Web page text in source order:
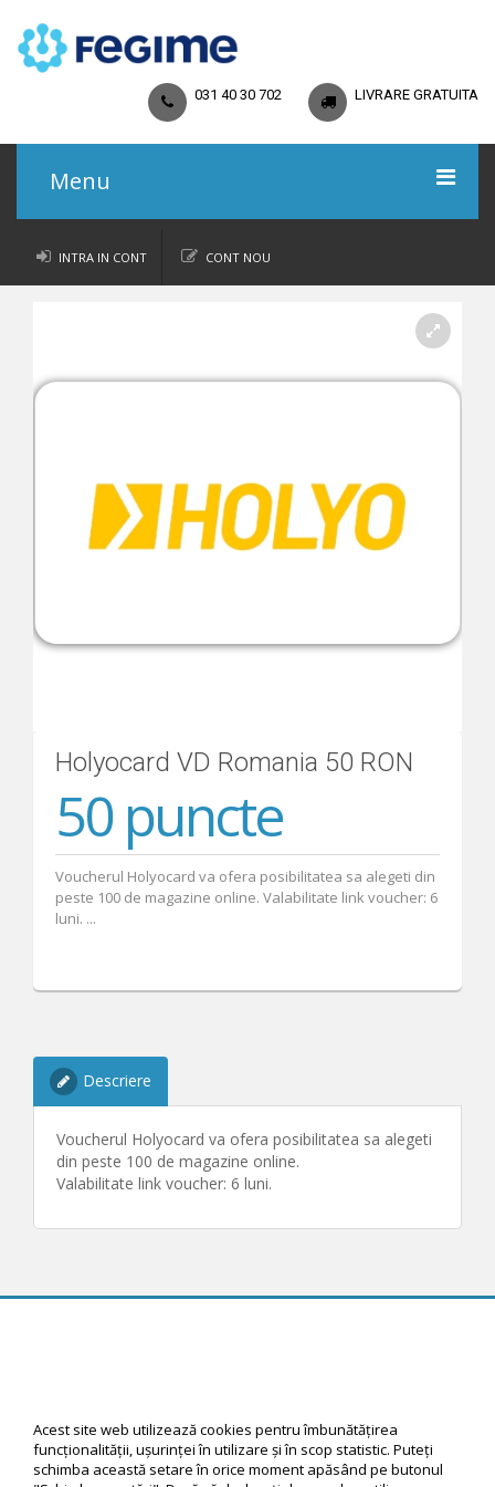
031 40 30 702 LIVRARE GRATUITA
Menu
Acasa
INTRA IN CONT CONT NOU
Holyocard VD Romania 50 RON
50 puncte
Voucherul Holyocard va ofera posibilitatea sa alegeti din
peste 100 de magazine online. Valabilitate link voucher: 6
luni. ...
Descriere
Voucherul Holyocard va ofera posibilitatea sa alegeti
din peste 100 de magazine online.
Valabilitate link voucher: 6 luni.
Acest site web utilizează cookies pentru îmbunătăţirea
funcţionalităţii, uşurinţei în utilizare şi în scop statistic. Puteţi
schimba această setare în orice moment apăsând pe butonul